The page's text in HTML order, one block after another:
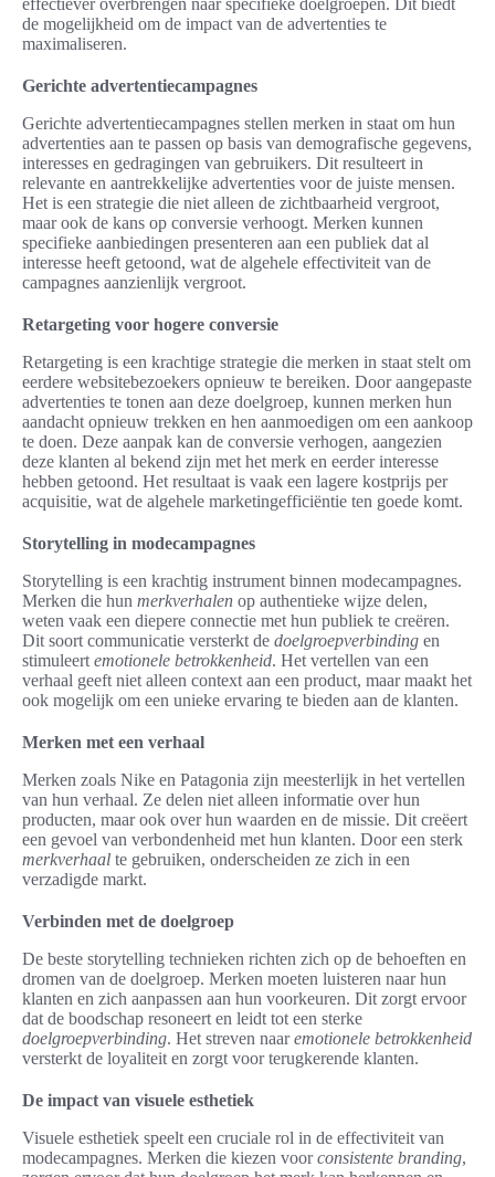
effectiever overbrengen naar specifieke doelgroepen. Dit biedt
de mogelijkheid om de impact van de advertenties te
maximaliseren.
Gerichte advertentiecampagnes
Gerichte advertentiecampagnes stellen merken in staat om hun
advertenties aan te passen op basis van demografische gegevens,
interesses en gedragingen van gebruikers. Dit resulteert in
relevante en aantrekkelijke advertenties voor de juiste mensen.
Het is een strategie die niet alleen de zichtbaarheid vergroot,
maar ook de kans op conversie verhoogt. Merken kunnen
specifieke aanbiedingen presenteren aan een publiek dat al
interesse heeft getoond, wat de algehele effectiviteit van de
campagnes aanzienlijk vergroot.
Retargeting voor hogere conversie
Retargeting is een krachtige strategie die merken in staat stelt om
eerdere websitebezoekers opnieuw te bereiken. Door aangepaste
advertenties te tonen aan deze doelgroep, kunnen merken hun
aandacht opnieuw trekken en hen aanmoedigen om een aankoop
te doen. Deze aanpak kan de conversie verhogen, aangezien
deze klanten al bekend zijn met het merk en eerder interesse
hebben getoond. Het resultaat is vaak een lagere kostprijs per
acquisitie, wat de algehele marketingefficiëntie ten goede komt.
Storytelling in modecampagnes
Storytelling is een krachtig instrument binnen modecampagnes.
Merken die hun merkverhalen op authentieke wijze delen,
weten vaak een diepere connectie met hun publiek te creëren.
Dit soort communicatie versterkt de doelgroepverbinding en
stimuleert emotionele betrokkenheid. Het vertellen van een
verhaal geeft niet alleen context aan een product, maar maakt het
ook mogelijk om een unieke ervaring te bieden aan de klanten.
Merken met een verhaal
Merken zoals Nike en Patagonia zijn meesterlijk in het vertellen
van hun verhaal. Ze delen niet alleen informatie over hun
producten, maar ook over hun waarden en de missie. Dit creëert
een gevoel van verbondenheid met hun klanten. Door een sterk
merkverhaal te gebruiken, onderscheiden ze zich in een
verzadigde markt.
Verbinden met de doelgroep
De beste storytelling technieken richten zich op de behoeften en
dromen van de doelgroep. Merken moeten luisteren naar hun
klanten en zich aanpassen aan hun voorkeuren. Dit zorgt ervoor
dat de boodschap resoneert en leidt tot een sterke
doelgroepverbinding. Het streven naaremotionele betrokkenheid
versterkt de loyaliteit en zorgt voor terugkerende klanten.
De impact van visuele esthetiek
Visuele esthetiek speelt een cruciale rol in de effectiviteit van
modecampagnes. Merken die kiezen voorconsistente branding,